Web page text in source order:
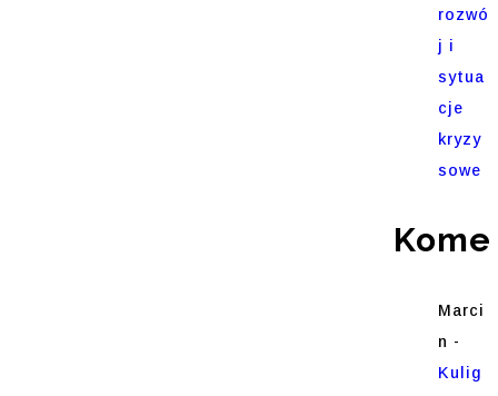
rozwó
j i
sytua
cje
kryzy
sowe
Marci
n -
Kulig